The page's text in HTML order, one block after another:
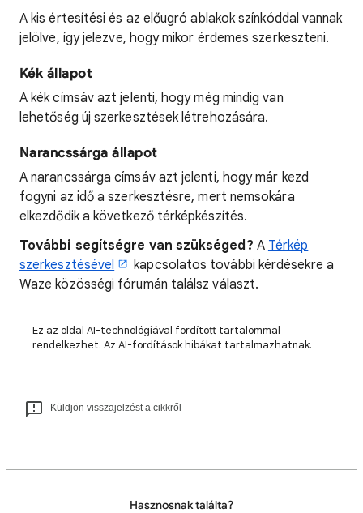
A kis értesítési és az előugró ablakok színkóddal vannak
jelölve, így jelezve, hogy mikor érdemes szerkeszteni.
Kék állapot
A kék címsáv azt jelenti, hogy még mindig van
lehetőség új szerkesztések létrehozására.
Narancssárga állapot
A narancssárga címsáv azt jelenti, hogy már kezd
fogyni az idő a szerkesztésre, mert nemsokára
elkezdődik a következő térképkészítés.
További segítségre van szükséged? A Térkép
szerkesztésével
kapcsolatos további kérdésekre a
Waze közösségi fórumán találsz választ.
Ez az oldal AI-technológiával fordított tartalommal
rendelkezhet. Az AI-fordítások hibákat tartalmazhatnak.
Küldjön visszajelzést a cikkről
Hasznosnak találta?